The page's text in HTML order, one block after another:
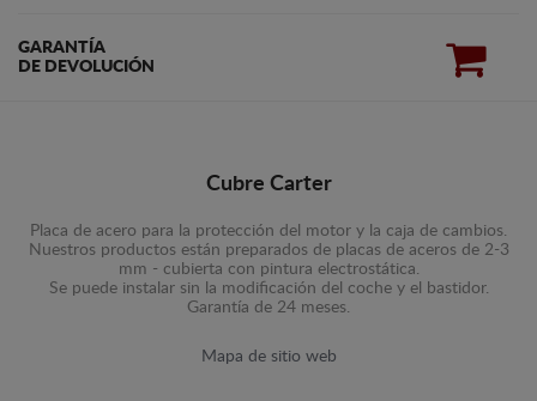
GARANTÍA
DE DEVOLUCIÓN
Cubre Carter
Placa de acero para la protección del motor y la caja de cambios.
Nuestros productos están preparados de placas de aceros de 2-3
mm - cubierta con pintura electrostática.
Se puede instalar sin la modificación del coche y el bastidor.
Garantía de 24 meses.
Mapa de sitio web